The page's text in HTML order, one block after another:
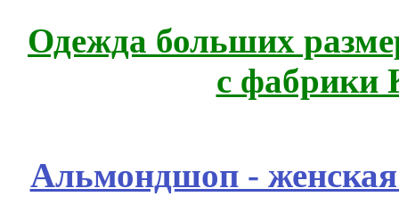
Одежда больших
с фабрики
Альмондшоп -